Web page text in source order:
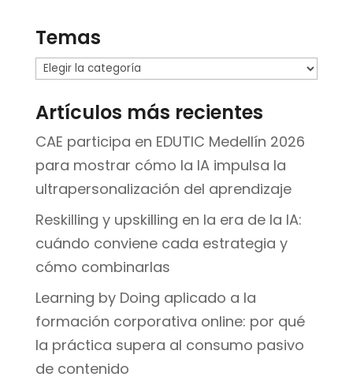
Temas
Temas
Artículos más recientes
CAE participa en EDUTIC Medellín 2026
para mostrar cómo la IA impulsa la
ultrapersonalización del aprendizaje
Reskilling y upskilling en la era de la IA:
cuándo conviene cada estrategia y
cómo combinarlas
Learning by Doing aplicado a la
formación corporativa online: por qué
la práctica supera al consumo pasivo
de contenido